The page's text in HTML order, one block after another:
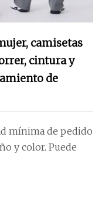
camisetas
cintura y
de
y color. Puede